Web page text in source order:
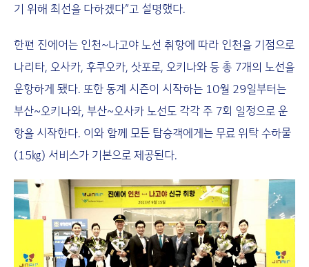
기 위해 최선을 다하겠다”고 설명했다.
한편 진에어는 인천~나고야 노선 취항에 따라 인천을 기점으로
나리타, 오사카, 후쿠오카, 삿포로, 오키나와 등 총 7개의 노선을
운항하게 됐다. 또한 동계 시즌이 시작하는 10월 29일부터는
부산~오키나와, 부산~오사카 노선도 각각 주 7회 일정으로 운
항을 시작한다. 이와 함께 모든 탑승객에게는 무료 위탁 수하물
(15㎏) 서비스가 기본으로 제공된다.